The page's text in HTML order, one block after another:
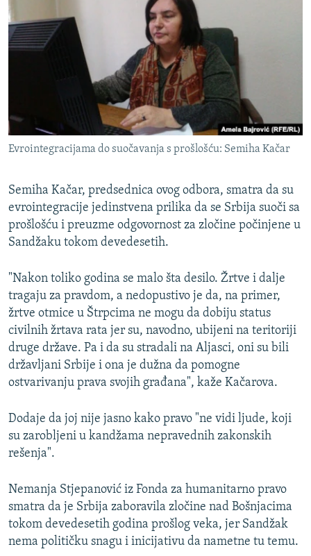
Evrointegracijama do suočavanja s prošlošću: Semiha Kačar
Semiha Kačar, predsednica ovog odbora, smatra da su
evrointegracije jedinstvena prilika da se Srbija suoči sa
prošlošću i preuzme odgovornost za zločine počinjene u
Sandžaku tokom devedesetih.
"Nakon toliko godina se malo šta desilo. Žrtve i dalje
tragaju za pravdom, a nedopustivo je da, na primer,
žrtve otmice u Štrpcima ne mogu da dobiju status
civilnih žrtava rata jer su, navodno, ubijeni na teritoriji
druge države. Pa i da su stradali na Aljasci, oni su bili
državljani Srbije i ona je dužna da pomogne
ostvarivanju prava svojih građana", kaže Kačarova.
Dodaje da joj nije jasno kako pravo "ne vidi ljude, koji
su zarobljeni u kandžama nepravednih zakonskih
rešenja".
Nemanja Stjepanović iz Fonda za humanitarno pravo
smatra da je Srbija zaboravila zločine nad Bošnjacima
tokom devedesetih godina prošlog veka, jer Sandžak
nema političku snagu i inicijativu da nametne tu temu.